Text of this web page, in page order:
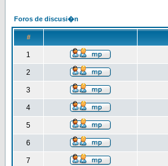
Foros de discusi�n
#
1
2
3
4
5
6
7